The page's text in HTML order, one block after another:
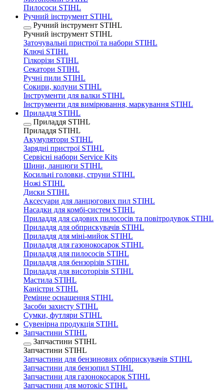
Пилососи STIHL
Ручний інструмент STIHL
Ручний інструмент STIHL
Ручний інструмент STIHL
Заточувальні пристрої та набори STIHL
Ключі STIHL
Гілкорізи STIHL
Секатори STIHL
Ручні пили STIHL
Сокири, колуни STIHL
Інструменти для валки STIHL
Інструменти для вимірювання, маркування STIHL
Приладдя STIHL
Приладдя STIHL
Приладдя STIHL
Акумулятори STIHL
Зарядні пристрої STIHL
Сервісні набори Service Kits
Шини, ланцюги STIHL
Косильні головки, струни STIHL
Ножі STIHL
Диски STIHL
Аксесуари для ланцюгових пил STIHL
Насадки для комбі-систем STIHL
Приладдя для садових пилососів та повітродувок STIHL
Приладдя для обприскувачів STIHL
Приладдя для міні-мийок STIHL
Приладдя для газонокосарок STIHL
Приладдя для пилососів STIHL
Приладдя для бензорізів STIHL
Приладдя для висоторізів STIHL
Мастила STIHL
Каністри STIHL
Ремінне оснащення STIHL
Засоби захисту STIHL
Сумки, футляри STIHL
Сувенірна продукція STIHL
Запчастини STIHL
Запчастини STIHL
Запчастини STIHL
Запчастини для бензинових обприскувачів STIHL
Запчастини для бензопил STIHL
Запчастини для газонокосарок STIHL
Запчастини для мотокіс STIHL